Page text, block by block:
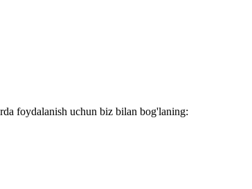
foydalanish uchun biz bilan bog'laning: